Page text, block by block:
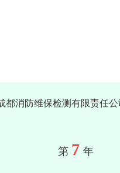
消防维保检测有限责任公
第 7 年